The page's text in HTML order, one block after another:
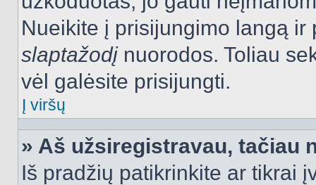
Nueikite į prisijungimo langą
slaptažodįnuorodos. Toliau
vėl galėsite prisijungti.
Į viršų
» Aš užsiregistravau, tačiau
Iš pradžių patikrinkite ar tikrai